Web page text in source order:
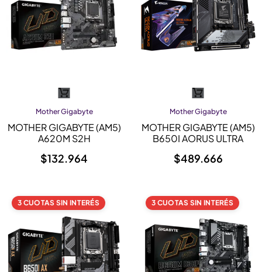
Mother Gigabyte
MOTHER GIGABYTE (AM5)
A620M S2H
$132.964
Mother Gigabyte
MOTHER GIGABYTE (AM5)
B650I AORUS ULTRA
$489.666
3 CUOTAS SIN INTERÉS 3 CUOTAS SIN INTERÉS